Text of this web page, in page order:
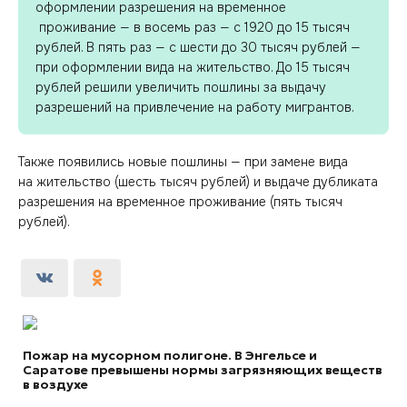
оформлении разрешения на временное
проживание — в восемь раз — с 1920 до 15 тысяч
рублей. В пять раз — с шести до 30 тысяч рублей —
при оформлении вида на жительство. До 15 тысяч
рублей решили увеличить пошлины за выдачу
разрешений на привлечение на работу мигрантов.
Также появились новые пошлины — при замене вида
на жительство (шесть тысяч рублей) и выдаче дубликата
разрешения на временное проживание (пять тысяч
рублей).
Пожар на мусорном полигоне. В Энгельсе и
Саратове превышены нормы загрязняющих веществ
в воздухе